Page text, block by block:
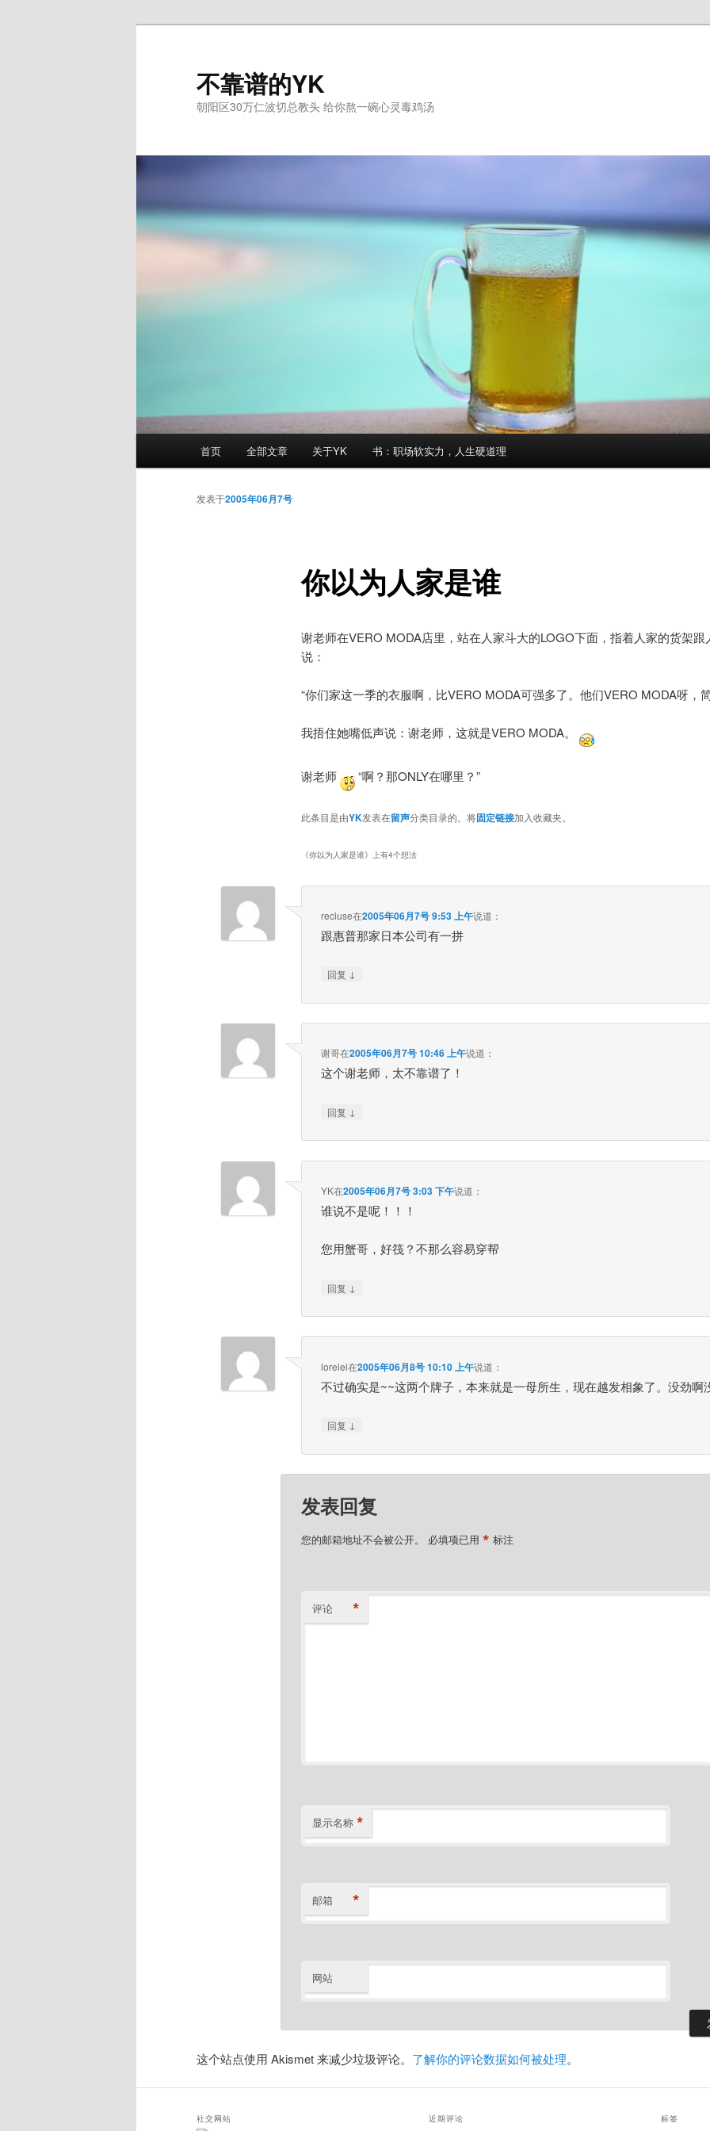
不靠谱的YK
朝阳区30万仁波切总教头 给你熬一碗心灵毒鸡汤
首页 全部文章 关于YK 书：职场软实力，人生硬道理
你以为人家是谁
发表于2005年06月7号
谢老师在VERO MODA店里，站在人家斗大的LOGO下面，指着人家的货架跟
说：
“你们家这一季的衣服啊，比VERO MODA可强多了。他们VERO MODA呀
我捂住她嘴低声说：谢老师，这就是VERO MODA。
谢老师 “啊？那ONLY在哪里？”
此条目是由YK发表在留声分类目录的。将固定链接加入收藏夹。
《你以为人家是谁》上有4个想法
recluse在2005年06月7号 9:53 上午说道：
跟惠普那家日本公司有一拼
回复 ↓
谢哥在2005年06月7号 10:46 上午说道：
这个谢老师，太不靠谱了！
回复 ↓
YK在2005年06月7号 3:03 下午说道：
谁说不是呢！！！
您用蟹哥，好筏？不那么容易穿帮
回复 ↓
lorelei在2005年06月8号 10:10 上午说道：
不过确实是~~这两个牌子，本来就是一母所生，现在越发相象了。没劲啊
回复 ↓
发表回复
您的邮箱地址不会被公开。 必填项已用 * 标注
评论 *
显示名称 *
邮箱 *
网站
这个站点使用 Akismet 来减少垃圾评论。 了解你的评论数据如何被处理。
社交网站 近期评论 标签